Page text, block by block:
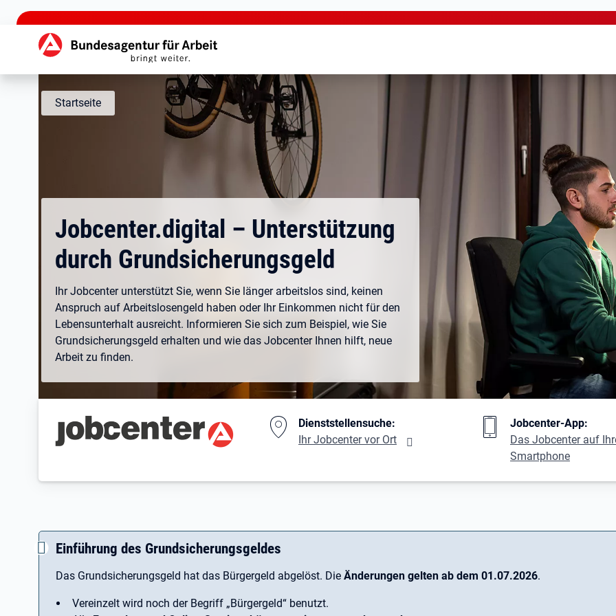
zu den Hauptinhalten springen
Hauptnavigation
Startseite
Jobcenter.digital – Unterstützung
durch Grundsicherungsgeld
Ihr Jobcenter unterstützt Sie, wenn Sie länger arbeitslos sind, keinen
Anspruch auf Arbeitslosengeld haben oder Ihr Einkommen nicht für den
Lebensunterhalt ausreicht. Informieren Sie sich zum Beispiel, wie Sie
Grundsicherungsgeld erhalten und wie das Jobcenter Ihnen hilft, neue
Arbeit zu finden.
Branding-Bereich BeschreibungDienststellensuche:
Ihr Jobcenter vor Ort
Jobcenter-App:
Das Jobcenter auf
Smartphone
Einführung des Grundsicherungsgeldes
Das Grundsicherungsgeld hat das Bürgergeld abgelöst. Die Änderungen gelten ab dem 01.07.2026.
Vereinzelt wird noch der Begriff ­„Bürgergeld“ benutzt.